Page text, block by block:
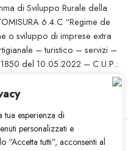
esperienza di
personalizzati e
tutti”, acconsenti al
di Sviluppo Rurale della
6.4.C “Regime de
o sviluppo di imprese extra
– turistico – servizi –
del 10.05.2022 – C.U.P.:
– l’Europa investe nelle zone
DI AMOROSO VERONICA
– Ristorante /